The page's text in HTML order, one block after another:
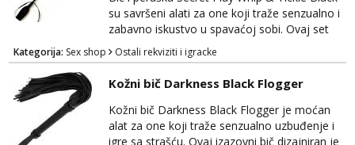
omogućujući im...
su savršeni alati za one koji traže senzualno i
zabavno iskustvo u spavaćoj sobi. Ovaj set
kombinira dvije različite teksture kako bi
dodao raznolikost i uzbuđenje u vaše intimne
trenutke. Bič je izrađen od visokokvalitetne
eko kože i nudi dominaciju i strast u igrama
sa strašću. Njegove nježne trake pružaju
mogućnost precizne stimulacije i kontrole...
Kategorija: Sex shop Ostali rekviziti i igracke
Kožni bič Darkness Black Flogger
Kožni bič Darkness Black Flogger je moćan
alat za one koji traže senzualno uzbuđenje i
igre sa strašću. Ovaj izazovni bič dizajniran je